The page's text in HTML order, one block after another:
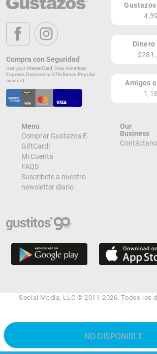
NO DISPONIBLE
Ave. Main 12-42 Urb. Santa Rosa
Lugares de Redención
¡Ver todos en el Mapa!
Ave. Main 12-42 Urb. Santa Rosa
Bayamón 00959
PR
Compra con Seguridad
Use your MasterCard, Visa, American
Express, Discover or ATH Banco Popular
account.
Amigos
Menu
Comprar Gustazos E-
GiftCard!
Mi Cuenta
FAQS
Suscribete a nuestro
newsletter diario
Our
Business
Social Media, LLC © 2011-2026. Todos los